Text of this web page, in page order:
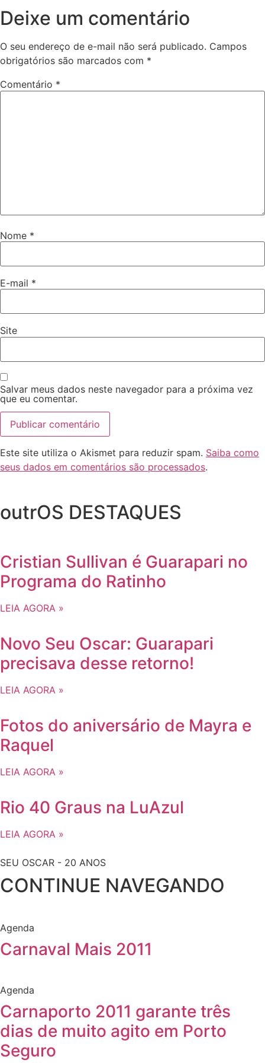
Deixe um comentário
O seu endereço de e-mail não será publicado. Campos
obrigatórios são marcados com *
Comentário *
Nome *
E-mail *
Site
Salvar meus dados neste navegador para a próxima vez
que eu comentar.
Este site utiliza o Akismet para reduzir spam. Saiba como
seus dados em comentários são processados.
outrOS DESTAQUES
Cristian Sullivan é Guarapari no
Programa do Ratinho
LEIA AGORA »
Novo Seu Oscar: Guarapari
precisava desse retorno!
LEIA AGORA »
Fotos do aniversário de Mayra e
Raquel
LEIA AGORA »
Rio 40 Graus na LuAzul
LEIA AGORA »
SEU OSCAR - 20 ANOS
CONTINUE NAVEGANDO
Agenda
Carnaval Mais 2011
Agenda
Carnaporto 2011 garante três
dias de muito agito em Porto
Seguro